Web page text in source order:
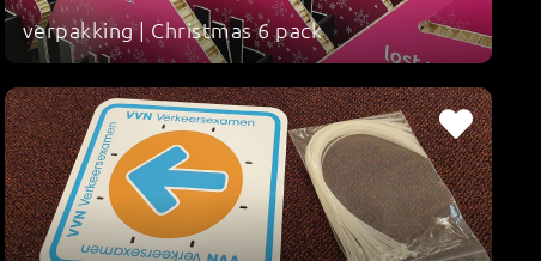
verpakking | Christmas 6 pack